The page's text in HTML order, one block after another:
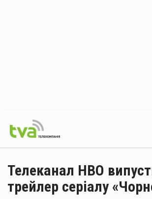
Телеканал HBO
трейлер серіалу